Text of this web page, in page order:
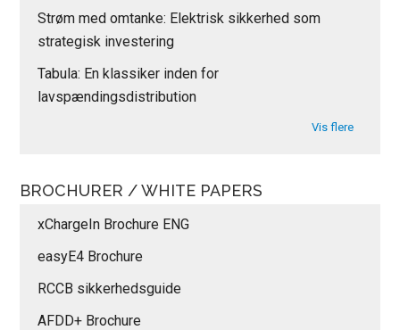
Strøm med omtanke: Elektrisk sikkerhed som
strategisk investering
Tabula: En klassiker inden for
lavspændingsdistribution
Vis flere
BROCHURER / WHITE PAPERS
xChargeIn Brochure ENG
easyE4 Brochure
RCCB sikkerhedsguide
AFDD+ Brochure